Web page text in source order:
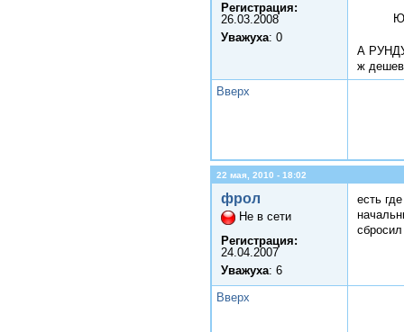
Регистрация:
26.03.2008
Уважуха: 0
А
ж
Вверх
22 мая, 2010 - 18:02
фрол
Не в сети
Регистрация:
24.04.2007
Уважуха: 6
есть
Вверх